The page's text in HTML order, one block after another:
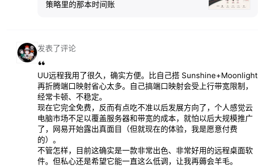
策略里的那本时间账
发表了评论
UU远程我用了很久，确实方便。比自己搭 Sunshine+Moonlight
再折腾端口映射省心太多。自己搞端口映射会受上行带宽限制，
经常卡顿、不稳定。
现在它完全免费，反而有点吃不准以后发展方向了，个人感觉云
电脑市场不足以覆盖服务器和带宽的成本，就怕以后大规模推广
了，网易开始露出真面目（但就现在的体验，我是愿意付费
的）。
不管怎样，目前这确实是一款非常出色、非常好用的远程桌面软
件。但私心还是希望它能一直这么低调，让我再薅会羊毛。